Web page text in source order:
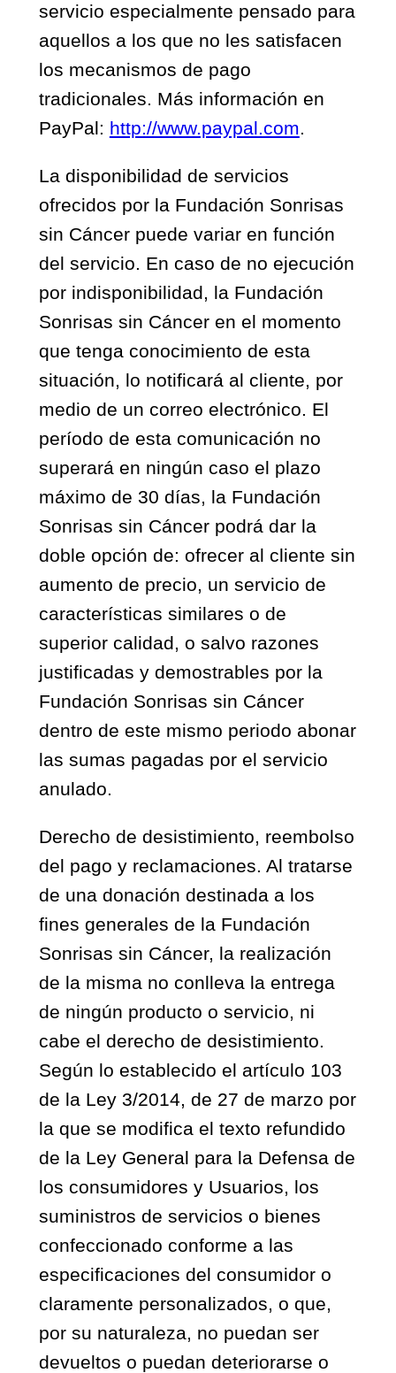
servicio especialmente pensado para
aquellos a los que no les satisfacen
los mecanismos de pago
tradicionales. Más información en
PayPal: http://www.paypal.com.
La disponibilidad de servicios
ofrecidos por la Fundación Sonrisas
sin Cáncer puede variar en función
del servicio. En caso de no ejecución
por indisponibilidad, la Fundación
Sonrisas sin Cáncer en el momento
que tenga conocimiento de esta
situación, lo notificará al cliente, por
medio de un correo electrónico. El
período de esta comunicación no
superará en ningún caso el plazo
máximo de 30 días, la Fundación
Sonrisas sin Cáncer podrá dar la
doble opción de: ofrecer al cliente sin
aumento de precio, un servicio de
características similares o de
superior calidad, o salvo razones
justificadas y demostrables por la
Fundación Sonrisas sin Cáncer
dentro de este mismo periodo abonar
las sumas pagadas por el servicio
anulado.
Derecho de desistimiento, reembolso
del pago y reclamaciones. Al tratarse
de una donación destinada a los
fines generales de la Fundación
Sonrisas sin Cáncer, la realización
de la misma no conlleva la entrega
de ningún producto o servicio, ni
cabe el derecho de desistimiento.
Según lo establecido el artículo 103
de la Ley 3/2014, de 27 de marzo por
la que se modifica el texto refundido
de la Ley General para la Defensa de
los consumidores y Usuarios, los
suministros de servicios o bienes
confeccionado conforme a las
especificaciones del consumidor o
claramente personalizados, o que,
por su naturaleza, no puedan ser
devueltos o puedan deteriorarse o